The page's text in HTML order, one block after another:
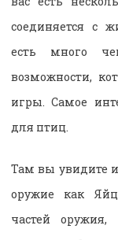
соединяется с
есть много
возможности,
игры. Самое
для птиц.
Там вы увидите
оружие как
частей